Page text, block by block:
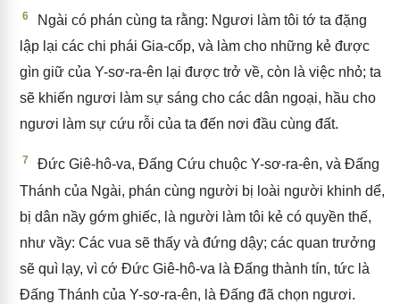
6
Ngài có phán cùng ta rằng: Ngươi làm tôi tớ ta đặng
lập lại các chi phái Gia-cốp, và làm cho những kẻ được
gìn giữ của Y-sơ-ra-ên lại được trở về, còn là việc nhỏ; ta
sẽ khiến ngươi làm sự sáng cho các dân ngoại, hầu cho
ngươi làm sự cứu rỗi của ta đến nơi đầu cùng đất.
7
Đức Giê-hô-va, Đấng Cứu chuộc Y-sơ-ra-ên, và Đấng
Thánh của Ngài, phán cùng người bị loài người khinh dể,
bị dân nầy gớm ghiếc, là người làm tôi kẻ có quyền thế,
như vầy: Các vua sẽ thấy và đứng dậy; các quan trưởng
sẽ quì lạy, vì cớ Đức Giê-hô-va là Đấng thành tín, tức là
Đấng Thánh của Y-sơ-ra-ên, là Đấng đã chọn ngươi.